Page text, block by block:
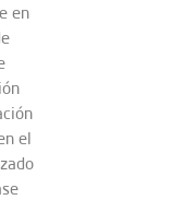
en
el